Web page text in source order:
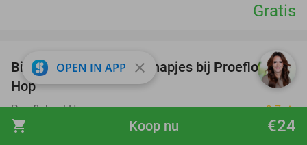
shopping_cart €24
Koop nu
Gratis
45%
Bier- of wijnproeverij + hapjes bij Proeflokaal
Hop
Proeflokaal Hop 9.7star
Heiloo
OPEN IN APP close